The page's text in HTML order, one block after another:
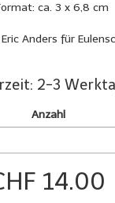
ca. 3 x 6,8 cm
Anders für
2-3
Anzahl
14.00